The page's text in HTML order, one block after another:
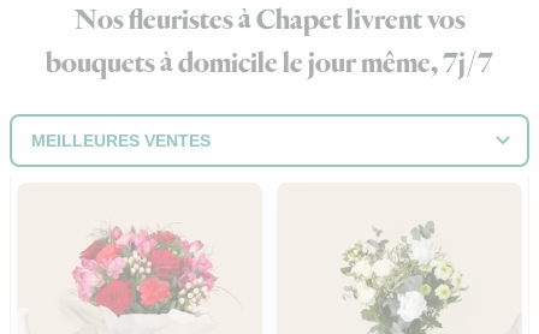
Nos fleuristes à Chapet livrent vos
bouquets à domicile le jour même, 7j/7